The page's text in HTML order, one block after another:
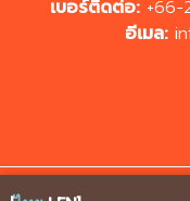
เบอร์ติดต่อ:
อีเมล: